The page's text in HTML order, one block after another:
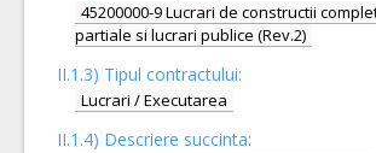
45200000-9 Lucrari de constructii
partiale si lucrari publice (Rev.2)
II.1.3) Tipul contractului:
Lucrari / Executarea
II.1.4) Descriere succinta: